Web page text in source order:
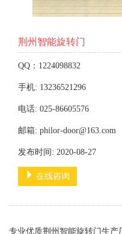
荆州智能旋转门
QQ：1224098832
手机: 13236521296
电话: 025-86605576
邮箱: philor-door@163.com
发布时间: 2020-08-27
在线咨询
专业优质荆州智能旋转门生产